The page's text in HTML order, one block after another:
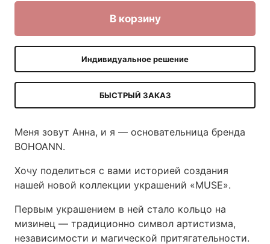
В корзину
Индивидуальное решение
БЫСТРЫЙ ЗАКАЗ
Меня зовут Анна, и я — основательница бренда
BOHOANN.
Хочу поделиться с вами историей создания
нашей новой коллекции украшений «MUSE».
Первым украшением в ней стало кольцо на
мизинец — традиционно символ артистизма,
независимости и магической притягательности.